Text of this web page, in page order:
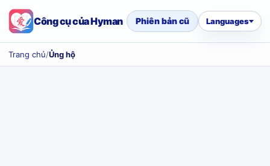
Công cụ của Hyman Phiên bản cũ Languages
Trang chủ/Ủng hộ